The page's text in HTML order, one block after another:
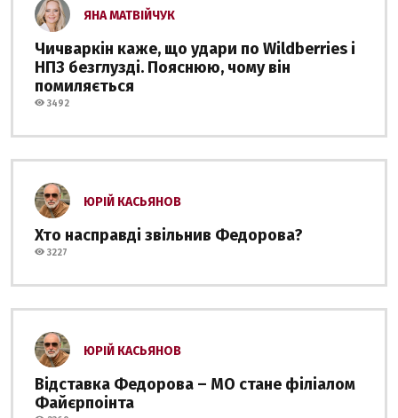
ЯНА МАТВІЙЧУК
Чичваркін каже, що удари по Wildberries і
НПЗ безглузді. Пояснюю, чому він
помиляється
3492
ЮРІЙ КАСЬЯНОВ
Хто насправді звільнив Федорова?
3227
ЮРІЙ КАСЬЯНОВ
Відставка Федорова – МО стане філіалом
Файєрпоінта